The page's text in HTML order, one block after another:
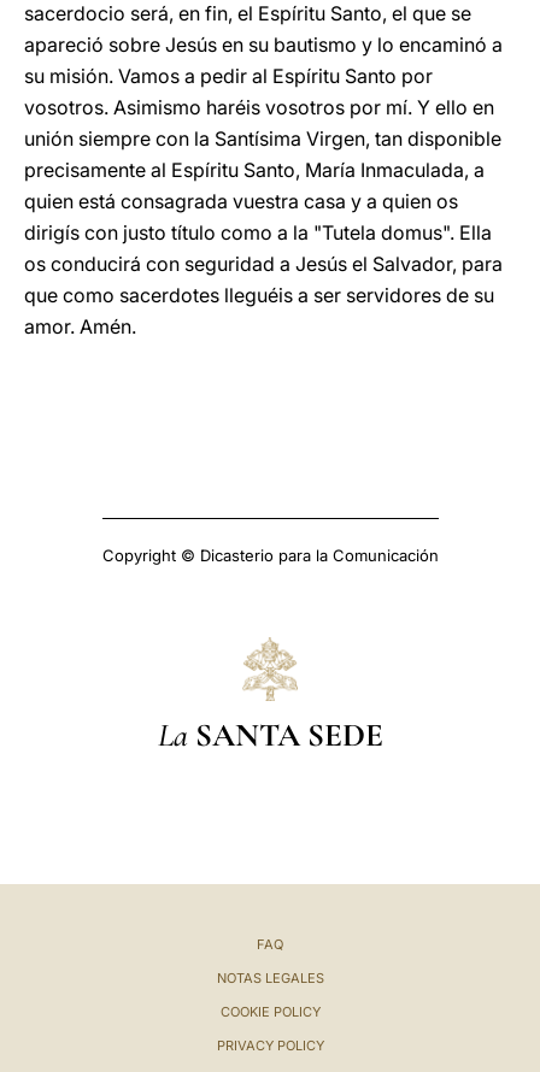
sacerdocio será, en fin, el Espíritu Santo, el que se
apareció sobre Jesús en su bautismo y lo encaminó a
su misión. Vamos a pedir al Espíritu Santo por
vosotros. Asimismo haréis vosotros por mí. Y ello en
unión siempre con la Santísima Virgen, tan disponible
precisamente al Espíritu Santo, María Inmaculada, a
quien está consagrada vuestra casa y a quien os
dirigís con justo título como a la "Tutela domus". Ella
os conducirá con seguridad a Jesús el Salvador, para
que como sacerdotes lleguéis a ser servidores de su
amor. Amén.
Copyright © Dicasterio para la Comunicación
La SANTA SEDE
FAQ
NOTAS LEGALES
COOKIE POLICY
PRIVACY POLICY